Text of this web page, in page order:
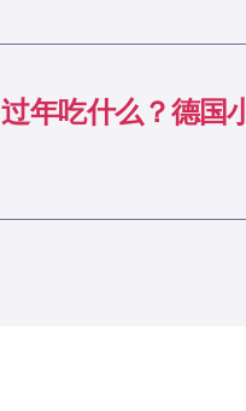
过年吃什么？德国